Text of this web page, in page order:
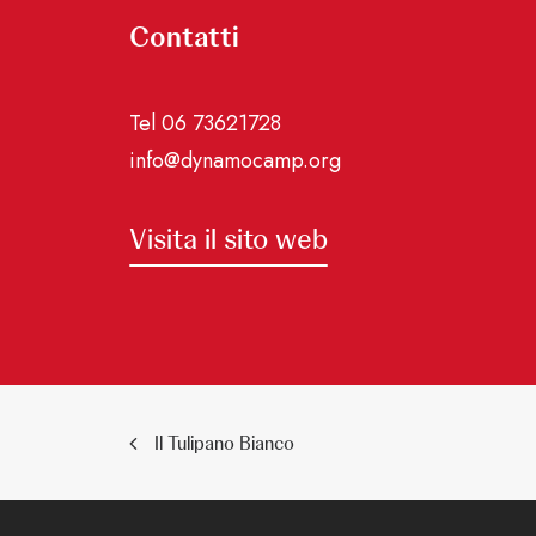
Contatti
Tel 06 73621728
info@dynamocamp.org
Visita il sito web
Il Tulipano Bianco